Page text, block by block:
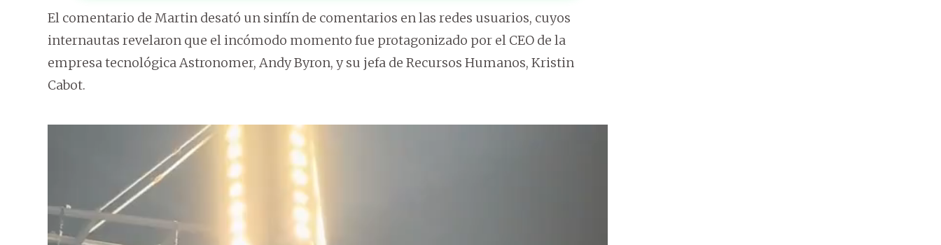
El comentario de Martin desató un sinfín de comentarios en las redes usuarios, cuyos
internautas revelaron que el incómodo momento fue protagonizado por el CEO de la
empresa tecnológica Astronomer, Andy Byron, y su jefa de Recursos Humanos, Kristin
Cabot.